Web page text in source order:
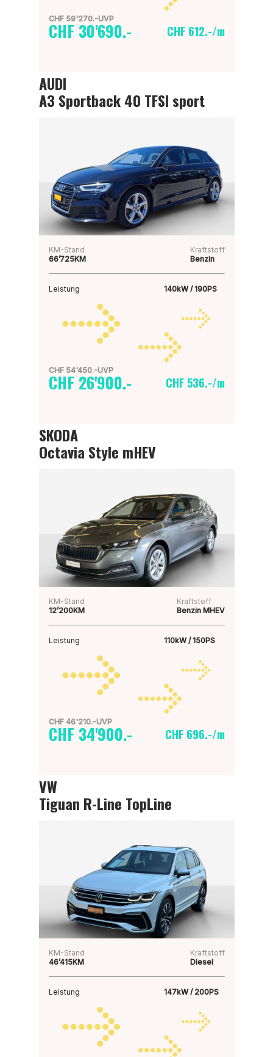
CHF 59'270.-UVP
CHF 30'690.- CHF 612.-/m
AUDI
A3 Sportback 40 TFSI sport
KM-Stand
66’725KM
Kraftstoff
Benzin
Leistung 140kW / 190PS
CHF 54'450.-UVP
CHF 26'900.- CHF 536.-/m
SKODA
Octavia Style mHEV
KM-Stand
12’200KM
Kraftstoff
Benzin MHEV
Leistung 110kW / 150PS
CHF 46'210.-UVP
CHF 34'900.- CHF 696.-/m
VW
Tiguan R-Line TopLine
KM-Stand
46’415KM
Kraftstoff
Diesel
Leistung 147kW / 200PS